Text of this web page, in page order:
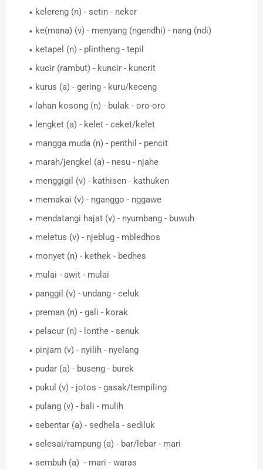
kelereng (n) - setin - neker
ke(mana) (v) - menyang (ngendhi) - nang (ndi)
ketapel (n) - plintheng - tepil
kucir (rambut) - kuncir - kuncrit
kurus (a) - gering - kuru/keceng
lahan kosong (n) - bulak - oro-oro
lengket (a) - kelet - ceket/kelet
mangga muda (n) - penthil - pencit
marah/jengkel (a) - nesu - njahe
menggigil (v) - kathisen - kathuken
memakai (v) - nganggo - nggawe
mendatangi hajat (v) - nyumbang - buwuh
meletus (v) - njeblug - mbledhos
monyet (n) - kethek - bedhes
mulai - awit - mulai
panggil (v) - undang - celuk
preman (n) - gali - korak
pelacur (n) - lonthe - senuk
pinjam (v) - nyilih - nyelang
pudar (a) - buseng - burek
pukul (v) - jotos - gasak/tempiling
pulang (v) - bali - mulih
sebentar (a) - sedhela - sediluk
selesai/rampung (a) - bar/lebar - mari
sembuh (a) - mari - waras